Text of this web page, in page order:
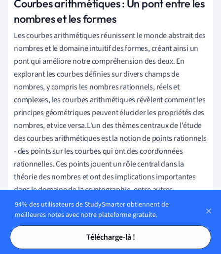
Tables des matières
Tables des matières
Courbes arithmétiques : Un pont entre les
nombres et les formes
Les courbes arithmétiques réunissent le monde abstrait des
nombres et le domaine intuitif des formes, créant ainsi un
pont qui améliore notre compréhension des deux. En
explorant les courbes définies sur divers champs de
nombres, y compris les nombres rationnels, réels et
complexes, les courbes arithmétiques révèlent comment les
principes géométriques peuvent élucider les propriétés des
nombres, et vice versa.L'un des thèmes centraux de l'étude
des courbes arithmétiques est la notion de points rationnels
- des points sur les courbes qui ont des coordonnées
rationnelles. Ces points jouent un rôle central dans la
théorie des nombres et ont des implications importantes
dans le domaine de la cryptographie, entre autres.
Point rationnel: Un point sur une courbe algébrique
dont les coordonnées sont toutes deux des nombres
rationnels.
94% des utilisateurs de StudySmarter obtiennent de
meilleures notes avec notre plateforme gratuite.
Télécharge-là !